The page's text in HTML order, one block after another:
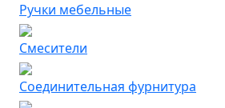
Ручки мебельные
Смесители
Соединительная фурнитура